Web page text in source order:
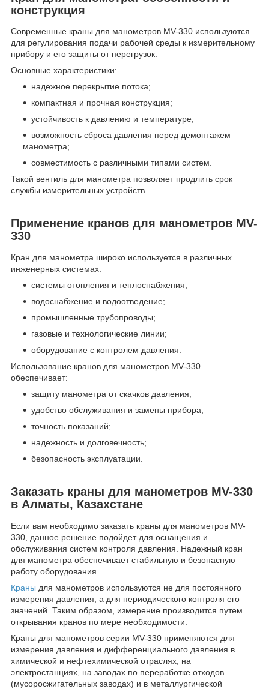
конструкция
Современные краны для манометров MV-330 используются
для регулирования подачи рабочей среды к измерительному
прибору и его защиты от перегрузок.
Основные характеристики:
надежное перекрытие потока;
компактная и прочная конструкция;
устойчивость к давлению и температуре;
возможность сброса давления перед демонтажем
манометра;
совместимость с различными типами систем.
Такой вентиль для манометра позволяет продлить срок
службы измерительных устройств.
Применение кранов для манометров MV-
330
Кран для манометра широко используется в различных
инженерных системах:
системы отопления и теплоснабжения;
водоснабжение и водоотведение;
промышленные трубопроводы;
газовые и технологические линии;
оборудование с контролем давления.
Использование кранов для манометров MV-330
обеспечивает:
защиту манометра от скачков давления;
удобство обслуживания и замены прибора;
точность показаний;
надежность и долговечность;
безопасность эксплуатации.
Заказать краны для манометров MV-330
в Алматы, Казахстане
Если вам необходимо заказать краны для манометров MV-
330, данное решение подойдет для оснащения и
обслуживания систем контроля давления. Надежный кран
для манометра обеспечивает стабильную и безопасную
работу оборудования.
Краны для манометров используются не для постоянного
измерения давления, а для периодического контроля его
значений. Таким образом, измерение производится путем
открывания кранов по мере необходимости.
Краны для манометров серии MV-330 применяются для
измерения давления и дифференциального давления в
химической и нефтехимической отраслях, на
электростанциях, на заводах по переработке отходов
(мусоросжигательных заводах) и в металлургической